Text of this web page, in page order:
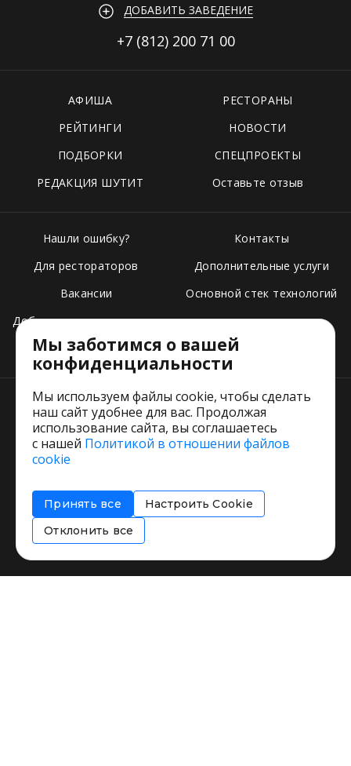
ДОБАВИТЬ ЗАВЕДЕНИЕ
+7 (812) 200 71 00
АФИША
РЕСТОРАНЫ
РЕЙТИНГИ
НОВОСТИ
ПОДБОРКИ
СПЕЦПРОЕКТЫ
РЕДАКЦИЯ ШУТИТ
Оставьте отзыв
Нашли ошибку?
Для рестораторов
Вакансии
Добавить свое заведение
Тарифы
Контакты
Дополнительные услуги
Основной стек технологий
Пользовательское соглашение
Соглашение об информировании
Политика использования cookies
Мы заботимся о вашей
конфиденциальности
Мы используем файлы cookie, чтобы сделать
наш сайт удобнее для вас. Продолжая
использование сайта, вы соглашаетесь
с нашей Политикой в отношении файлов
cookie
Принять все
Настроить Cookie
Отклонить все